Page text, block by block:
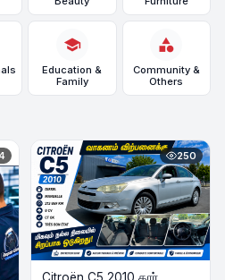
school
Education &
Family
category
Community &
Others
250
Citroën C5 2010 கார்